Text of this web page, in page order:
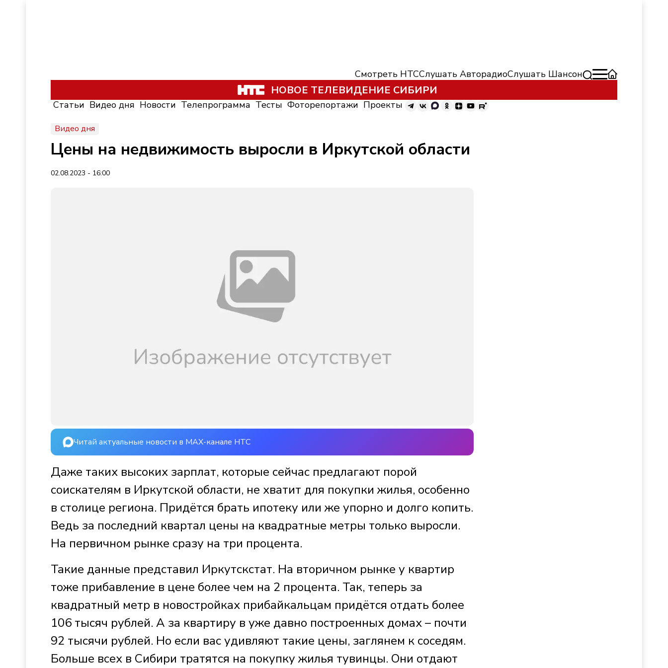
Смотреть НТССлушать АвторадиоСлушать Шансон
НОВОЕ ТЕЛЕВИДЕНИЕ СИБИРИ
Статьи Видео дня Новости Телепрограмма Тесты Фоторепортажи Проекты
Видео дня
Цены на недвижимость выросли в Иркутской области
02.08.2023 - 16:00
Читай актуальные новости в MAX-канале НТС
Даже таких высоких зарплат, которые сейчас предлагают порой
соискателям в Иркутской области, не хватит для покупки жилья, особенно
в столице региона. Придётся брать ипотеку или же упорно и долго копить.
Ведь за последний квартал цены на квадратные метры только выросли.
На первичном рынке сразу на три процента.
Такие данные представил Иркутскстат. На вторичном рынке у квартир
тоже прибавление в цене более чем на 2 процента. Так, теперь за
квадратный метр в новостройках прибайкальцам придётся отдать более
106 тысяч рублей. А за квартиру в уже давно построенных домах – почти
92 тысячи рублей. Но если вас удивляют такие цены, заглянем к соседям.
Больше всех в Сибири тратятся на покупку жилья тувинцы. Они отдают